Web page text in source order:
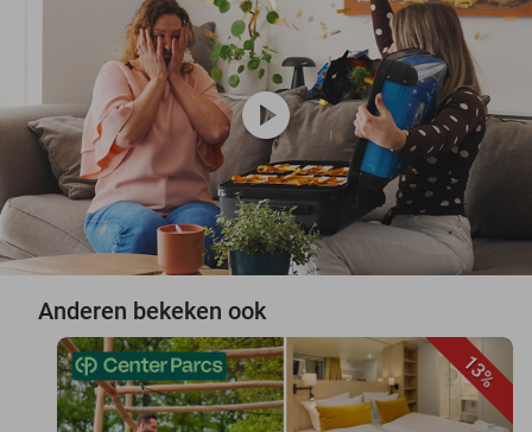
play_circle
Anderen bekeken ook
13%